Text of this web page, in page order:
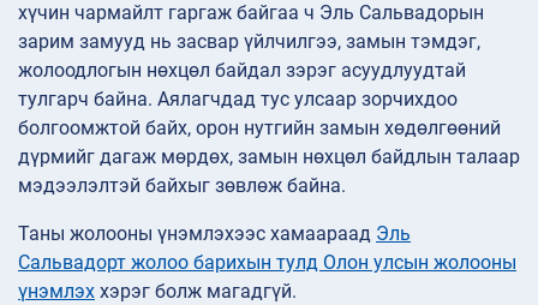
хүчин чармайлт гаргаж байгаа ч Эль Сальвадорын
зарим замууд нь засвар үйлчилгээ, замын тэмдэг,
жолоодлогын нөхцөл байдал зэрэг асуудлуудтай
тулгарч байна. Аялагчдад тус улсаар зорчихдоо
болгоомжтой байх, орон нутгийн замын хөдөлгөөний
дүрмийг дагаж мөрдөх, замын нөхцөл байдлын талаар
мэдээлэлтэй байхыг зөвлөж байна.
Таны жолооны үнэмлэхээс хамаараад Эль
Сальвадорт жолоо барихын тулд Олон улсын жолооны
үнэмлэх хэрэг болж магадгүй.